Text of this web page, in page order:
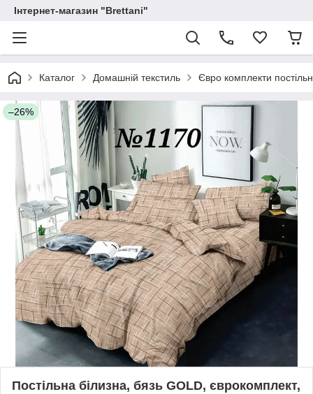
Інтернет-магазин "Brettani"
Каталог Домашній текстиль Євро комплекти
–26%
Постільна білизна, бязь GOLD, єврокомплект,